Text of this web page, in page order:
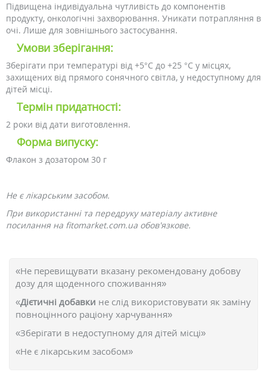
Підвищена індивідуальна чутливість до компонентів
продукту, онкологічні захворювання. Уникати потрапляння в
очі. Лише для зовнішнього застосування.
Умови зберігання:
Зберігати при температурі від +5°C до +25 °C у місцях,
захищених від прямого сонячного світла, у недоступному для
дітей місці.
Термін придатності:
2 роки від дати виготовлення.
Форма випуску:
Флакон з дозатором 30 г
Не є лікарським засобом.
При використанні та передруку матеріалу активне
посилання на fitomarket.com.ua обов'язкове.
«Не перевищувати вказану рекомендовану добову
дозу для щоденного споживання»
«Дієтичні добавки не слід використовувати як заміну
повноцінного раціону харчування»
«Зберігати в недоступному для дітей місці»
«Не є лікарським засобом»